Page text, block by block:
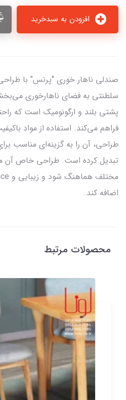
صندلی ناهار خوری "پرنس" با
سلطنتی به فضای ناهارخوری
پشتی بلند و ارگونومیک است که
فراهم می‌کند. استفاده از مواد
طراحی، آن را به گزینه‌ای مناسب
تبدیل کرده است. طراحی خاص آن
اضافه کند.
محصولات مرتبط